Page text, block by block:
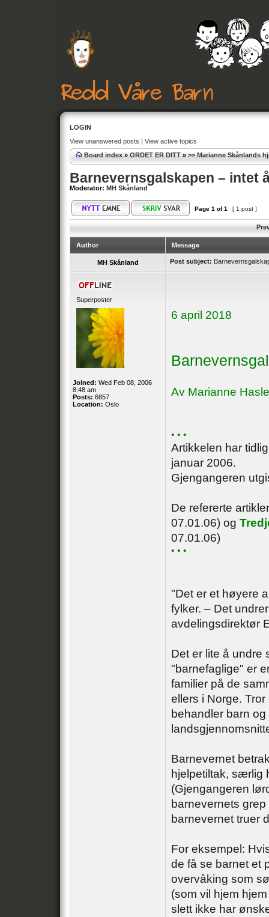
LOGIN
View unanswered posts | View active topics
Board index » ORDET ER DITT » >> Marianne Skånlands
Barnevernsgalskapen – intet
Moderator: MH Skånland
Page 1 of1 [ 1 post ]
Author Message
MH Skånland Post subject:
Superposter
Joined: Wed Feb 08, 2006
8:48 am
Posts: 6857
Location: Oslo
6 april 2018
Av Marianne
• • •
Artikkelen har
januar 2006.
Gjengangeren
De refererte
07.01.06) og
07.01.06)
• • •
"Det er et høyere
fylker. – Det
avdelingsdirektør
Det er lite å undre
"barnefaglige" er
familier på de
ellers i Norge.
behandler barn
Barnevernet
hjelpetiltak, særlig
(Gjengangeren
barnevernets
barnevernet truer
For eksempel:
de få se barnet et
overvåking som
(som vil hjem
slett ikke har